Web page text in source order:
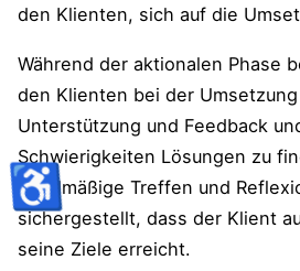
den Klienten, sich auf die
Während der aktionalen Phase
den Klienten bei der
Unterstützung und Feedback
Schwierigkeiten Lösungen zu
regelmäßige Treffen und
sichergestellt, dass der Klient
seine Ziele erreicht.